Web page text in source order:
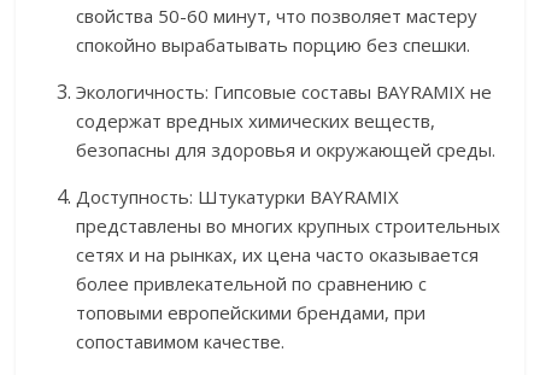
свойства 50-60 минут, что позволяет мастеру
спокойно вырабатывать порцию без спешки.
Экологичность: Гипсовые составы BAYRAMIX не
содержат вредных химических веществ,
безопасны для здоровья и окружающей среды.
Доступность: Штукатурки BAYRAMIX
представлены во многих крупных строительных
сетях и на рынках, их цена часто оказывается
более привлекательной по сравнению с
топовыми европейскими брендами, при
сопоставимом качестве.